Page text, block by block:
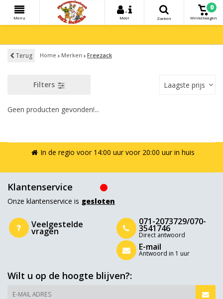
Menu
+
Meer
Zoeken
0
Winkelwagen
Terug Home Merken Freezack
Filters Laagste prijs
Geen producten gevonden!...
In de regio voor 14:00 uur voor 20:00 uur in huis
Klantenservice
Onze klantenservice is gesloten
Veelgestelde
vragen
071-2073729/070-
3541746
Direct antwoord
E-mail
Antwoord in 1 uur
Wilt u op de hoogte blijven?:
E-MAIL ADRES